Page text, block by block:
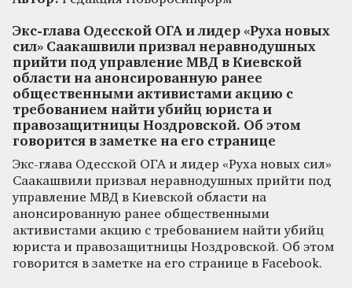
Экс-глава Одесской ОГА и лидер «Руха новых
сил» Саакашвили призвал неравнодушных
прийти под управление МВД в Киевской
области на анонсированную ранее
общественными активистами акцию с
требованием найти убийц юриста и
правозащитницы Ноздровской. Об этом
говорится в заметке на его странице
Экс-глава Одесской ОГА и лидер «Руха новых сил»
Саакашвили призвал неравнодушных прийти под
управление МВД в Киевской области на
анонсированную ранее общественными
активистами акцию с требованием найти убийц
юриста и правозащитницы Ноздровской. Об этом
говорится в заметке на его странице в Facebook.